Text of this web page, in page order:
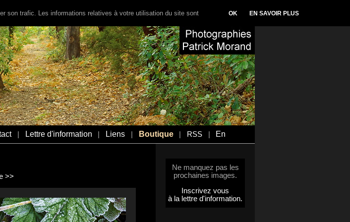
Lettre d'information Liens Boutique RSS En
>>
Ne manquez pas les
prochaines images.
Inscrivez vous
à la lettre d'information.
son trafic. Les informations relatives à votre utilisation du site sont
OK EN SAVOIR PLUS